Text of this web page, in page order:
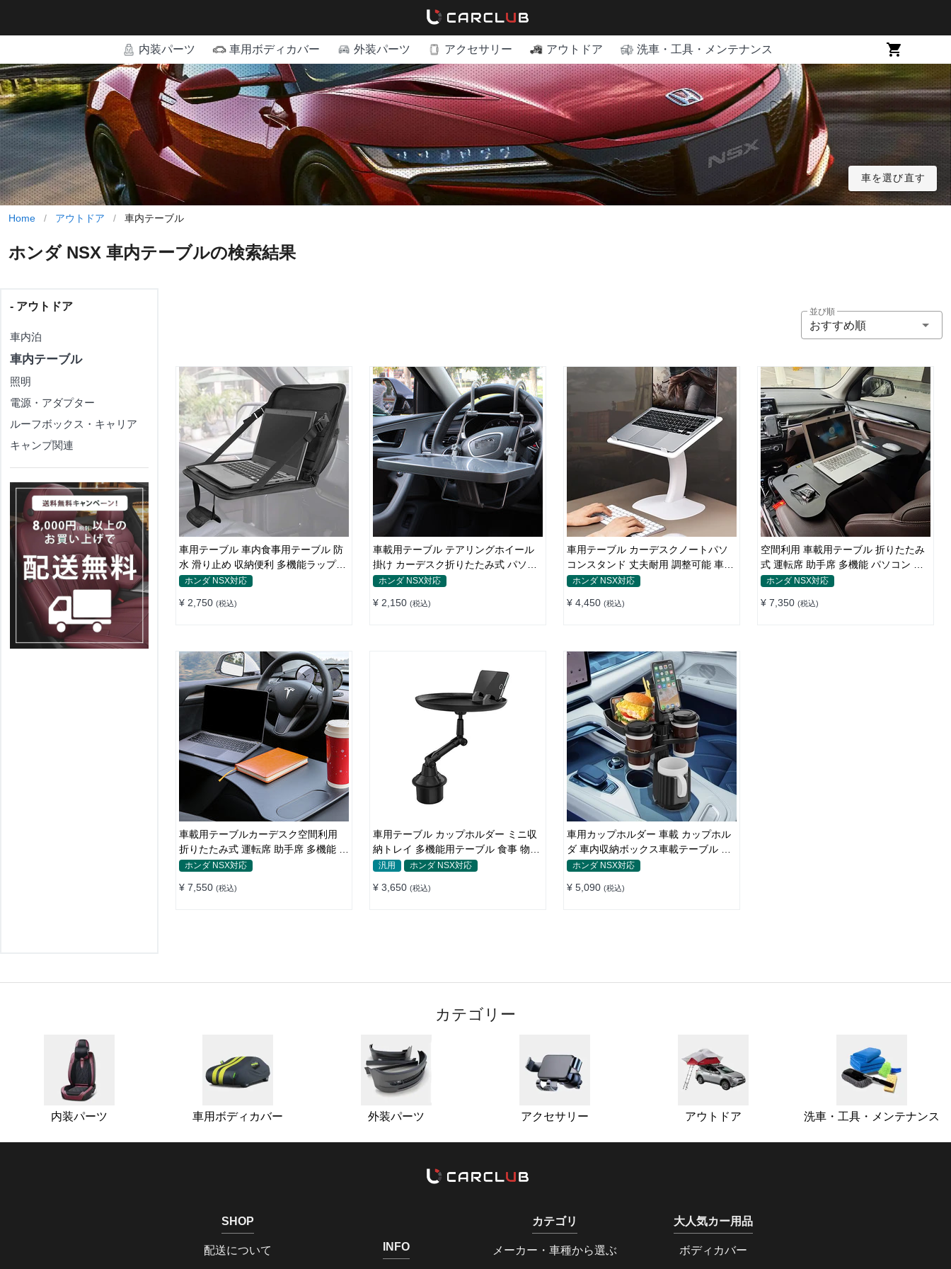
内装パーツ 車用ボディカバー 外装パーツ アクセサリー アウトドア 洗車・工具・メンテナンス
車を選び直す
Home / アウトドア / 車内テーブル
ホンダ NSX 車内テーブルの検索結果
- アウトドア
車内泊
車内テーブル
照明
電源・アダプター
ルーフボックス・キャリア
キャンプ関連
並び順
おすすめ順
車用テーブル 車内食事用テーブル 防
水 滑り止め 収納便利 多機能ラップト
ップバッグ
ホンダ NSX対応
¥ 2,750 (税込)
車載用テーブル テアリングホイール
掛け カーデスク折りたたみ式 パソコ
ン 食事 物置
ホンダ NSX対応
¥ 2,150 (税込)
車用テーブル カーデスクノートパソ
コンスタンド 丈夫耐用 調整可能 車内
車外 多機能用
ホンダ NSX対応
¥ 4,450 (税込)
空間利用 車載用テーブル 折りたたみ
式 運転席 助手席 多機能 パソコン 食
事 書き込み
ホンダ NSX対応
¥ 7,350 (税込)
車載用テーブルカーデスク空間利用
折りたたみ式 運転席 助手席 多機能 滑
り止め 安定
ホンダ NSX対応
¥ 7,550 (税込)
車用テーブル カップホルダー ミニ収
納トレイ 多機能用テーブル 食事 物置
き用 高品質
汎用 ホンダ NSX対応
¥ 3,650 (税込)
車用カップホルダー 車載 カップホル
ダ 車内収納ボックス車載テーブル ス
マホ置き 調整可能なベース 車載 取付
手
ホンダ NSX対応
¥ 5,090 (税込)
カテゴリー
内装パーツ 車用ボディカバー 外装パーツ アクセサリー アウトドア 洗車・工具・メンテナンス
SHOP
配送について INFO
カテゴリ
メーカー・車種から選ぶ
大人気カー用品
ボディカバー